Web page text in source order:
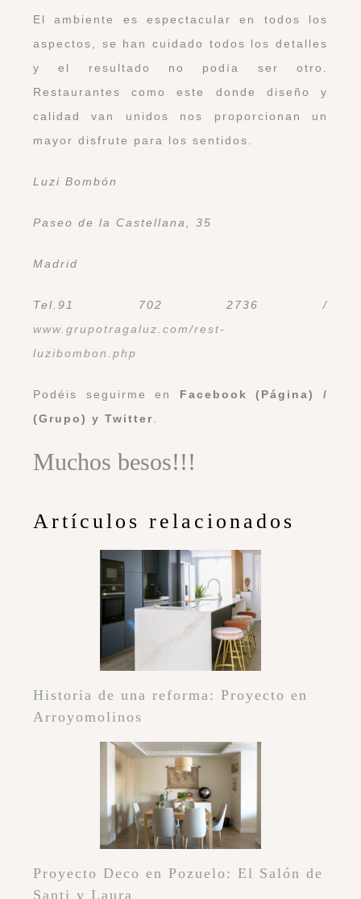
El ambiente es espectacular en todos los
aspectos, se han cuidado todos los detalles
y el resultado no podía ser otro.
Restaurantes como este donde diseño y
calidad van unidos nos proporcionan un
mayor disfrute para los sentidos.
Luzi Bombón
Paseo de la Castellana, 35
Madrid
Tel.91 702 2736 /
www.grupotragaluz.com/rest-
luzibombon.php
Podéis seguirme en Facebook (Página)/
(Grupo) y Twitter
Muchos besos!!!
Artículos relacionados
Historia de una reforma: Proyecto en
Arroyomolinos
Proyecto Deco en Pozuelo: El Salón de
Santi y Laura